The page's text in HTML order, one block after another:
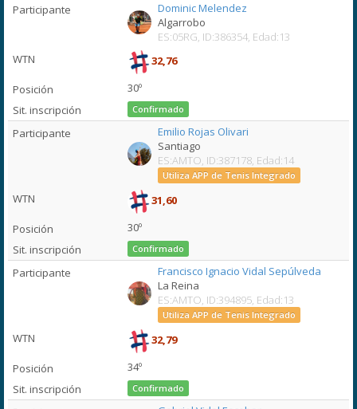
Dominic Melendez
Algarrobo
ES:05RG, ID:386354, Edad:13
32,76
30º
Confirmado
Emilio Rojas Olivari
Santiago
ES:AMTO, ID:387178, Edad:14
Utiliza APP de Tenis Integrado
31,60
30º
Confirmado
Francisco Ignacio Vidal Sepúlveda
La Reina
ES:AMTO, ID:394895, Edad:13
Utiliza APP de Tenis Integrado
32,79
34º
Confirmado